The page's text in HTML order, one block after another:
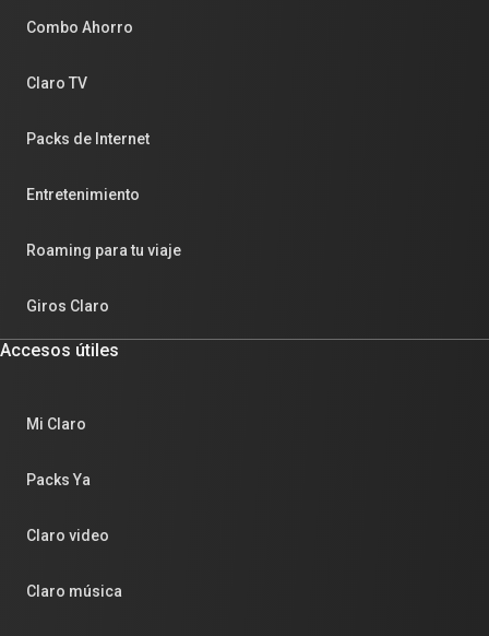
Combo Ahorro
Claro TV
Packs de Internet
Entretenimiento
Roaming para tu viaje
Giros Claro
Accesos útiles
Mi Claro
Packs Ya
Claro video
Claro música